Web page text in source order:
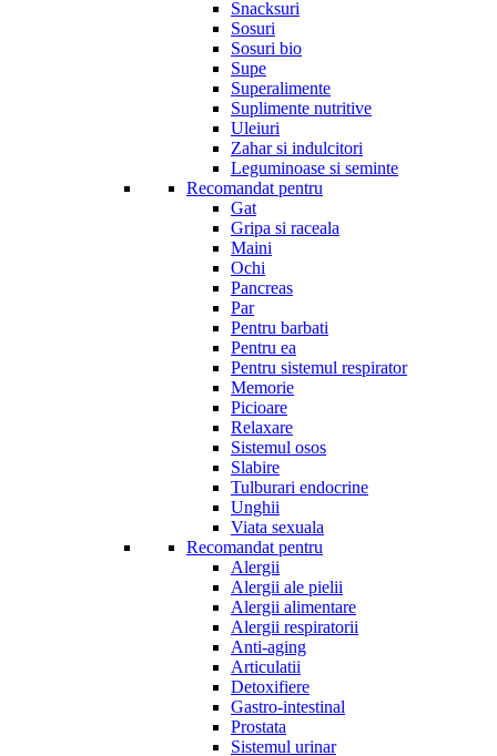
Snacksuri
Sosuri
Sosuri bio
Supe
Superalimente
Suplimente nutritive
Uleiuri
Zahar si indulcitori
Leguminoase si seminte
Recomandat pentru
Gat
Gripa si raceala
Maini
Ochi
Pancreas
Par
Pentru barbati
Pentru ea
Pentru sistemul respirator
Memorie
Picioare
Relaxare
Sistemul osos
Slabire
Tulburari endocrine
Unghii
Viata sexuala
Recomandat pentru
Alergii
Alergii ale pielii
Alergii alimentare
Alergii respiratorii
Anti-aging
Articulatii
Detoxifiere
Gastro-intestinal
Prostata
Sistemul urinar